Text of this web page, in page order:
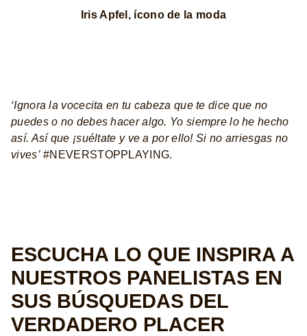
Iris Apfel, ícono de la moda
‘Ignora la vocecita en tu cabeza que te dice que no
puedes o no debes hacer algo. Yo siempre lo he hecho
así. Así que ¡suéltate y ve a por ello! Si no arriesgas no
vives’#NEVERSTOPPLAYING.
ESCUCHA LO QUE INSPIRA A
NUESTROS PANELISTAS EN
SUS BÚSQUEDAS DEL
VERDADERO PLACER